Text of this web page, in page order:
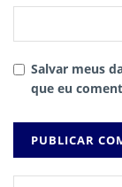
Salvar meus
que eu